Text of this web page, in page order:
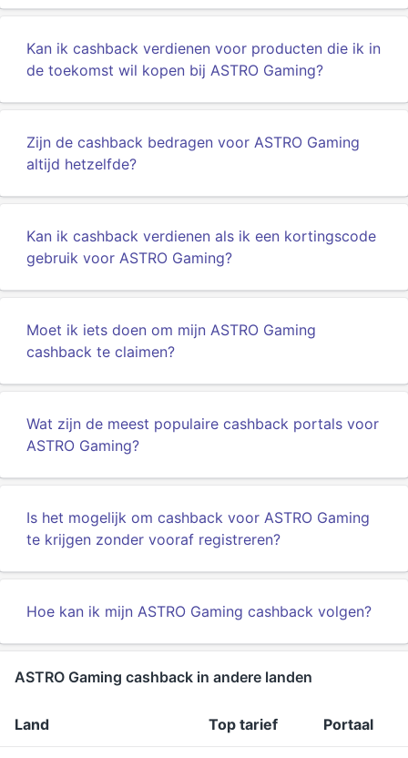
Kan ik cashback verdienen voor producten die ik in
de toekomst wil kopen bij ASTRO Gaming?
Zijn de cashback bedragen voor ASTRO Gaming
altijd hetzelfde?
Kan ik cashback verdienen als ik een kortingscode
gebruik voor ASTRO Gaming?
Moet ik iets doen om mijn ASTRO Gaming
cashback te claimen?
Wat zijn de meest populaire cashback portals voor
ASTRO Gaming?
Is het mogelijk om cashback voor ASTRO Gaming
te krijgen zonder vooraf registreren?
Hoe kan ik mijn ASTRO Gaming cashback volgen?
ASTRO Gaming cashback in andere landen
Land Top tarief Portaal